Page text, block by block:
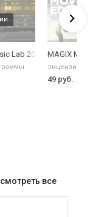
Lab 2014 Premium
MAGIX
49 руб.
все